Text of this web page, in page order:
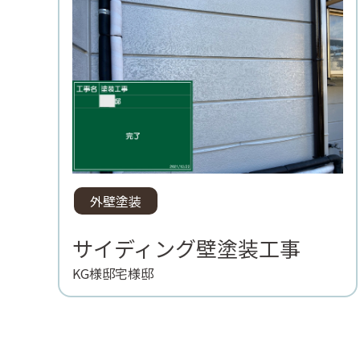
外壁塗装
サイディング壁塗装工事
KG様邸宅様邸